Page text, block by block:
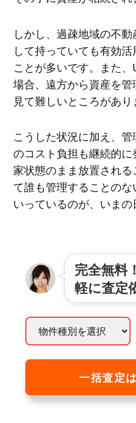
しかし、過疎地域の不
して持っていても有効
ことが多いです。また
場合、遠方から資産を
見て難しいところがあり
こうした状況に加え、
のコスト負担も継続的
家状態のまま放置され
て誰も管理することの
いっているのが、いまの
完全無料
軽に査定
一括査定